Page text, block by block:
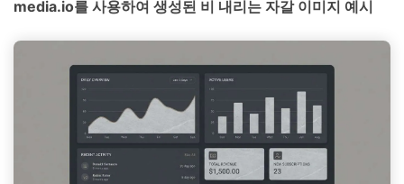
media.io를 사용하여 생성된 비 내리는 자갈 이미지 예시